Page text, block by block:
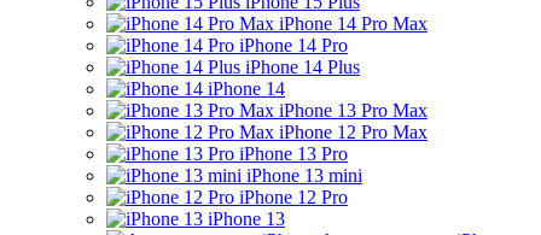
iPhone 14 Pro Max
iPhone 14 Pro
iPhone 14 Plus
iPhone 14
iPhone 13 Pro Max
iPhone 12 Pro Max
iPhone 13 Pro
iPhone 13 mini
iPhone 12 Pro
iPhone 13